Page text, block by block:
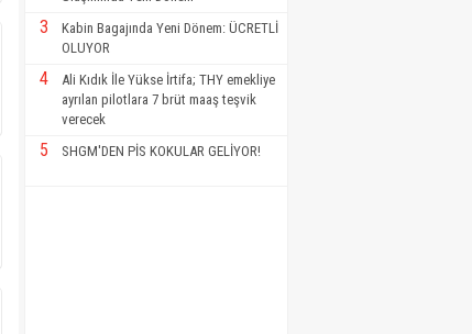
3
Kabin Bagajında Yeni Dönem: ÜCRETLİ
OLUYOR
4
Ali Kıdık İle Yükse İrtifa; THY emekliye
ayrılan pilotlara 7 brüt maaş teşvik
verecek
5 SHGM'DEN PİS KOKULAR GELİYOR!